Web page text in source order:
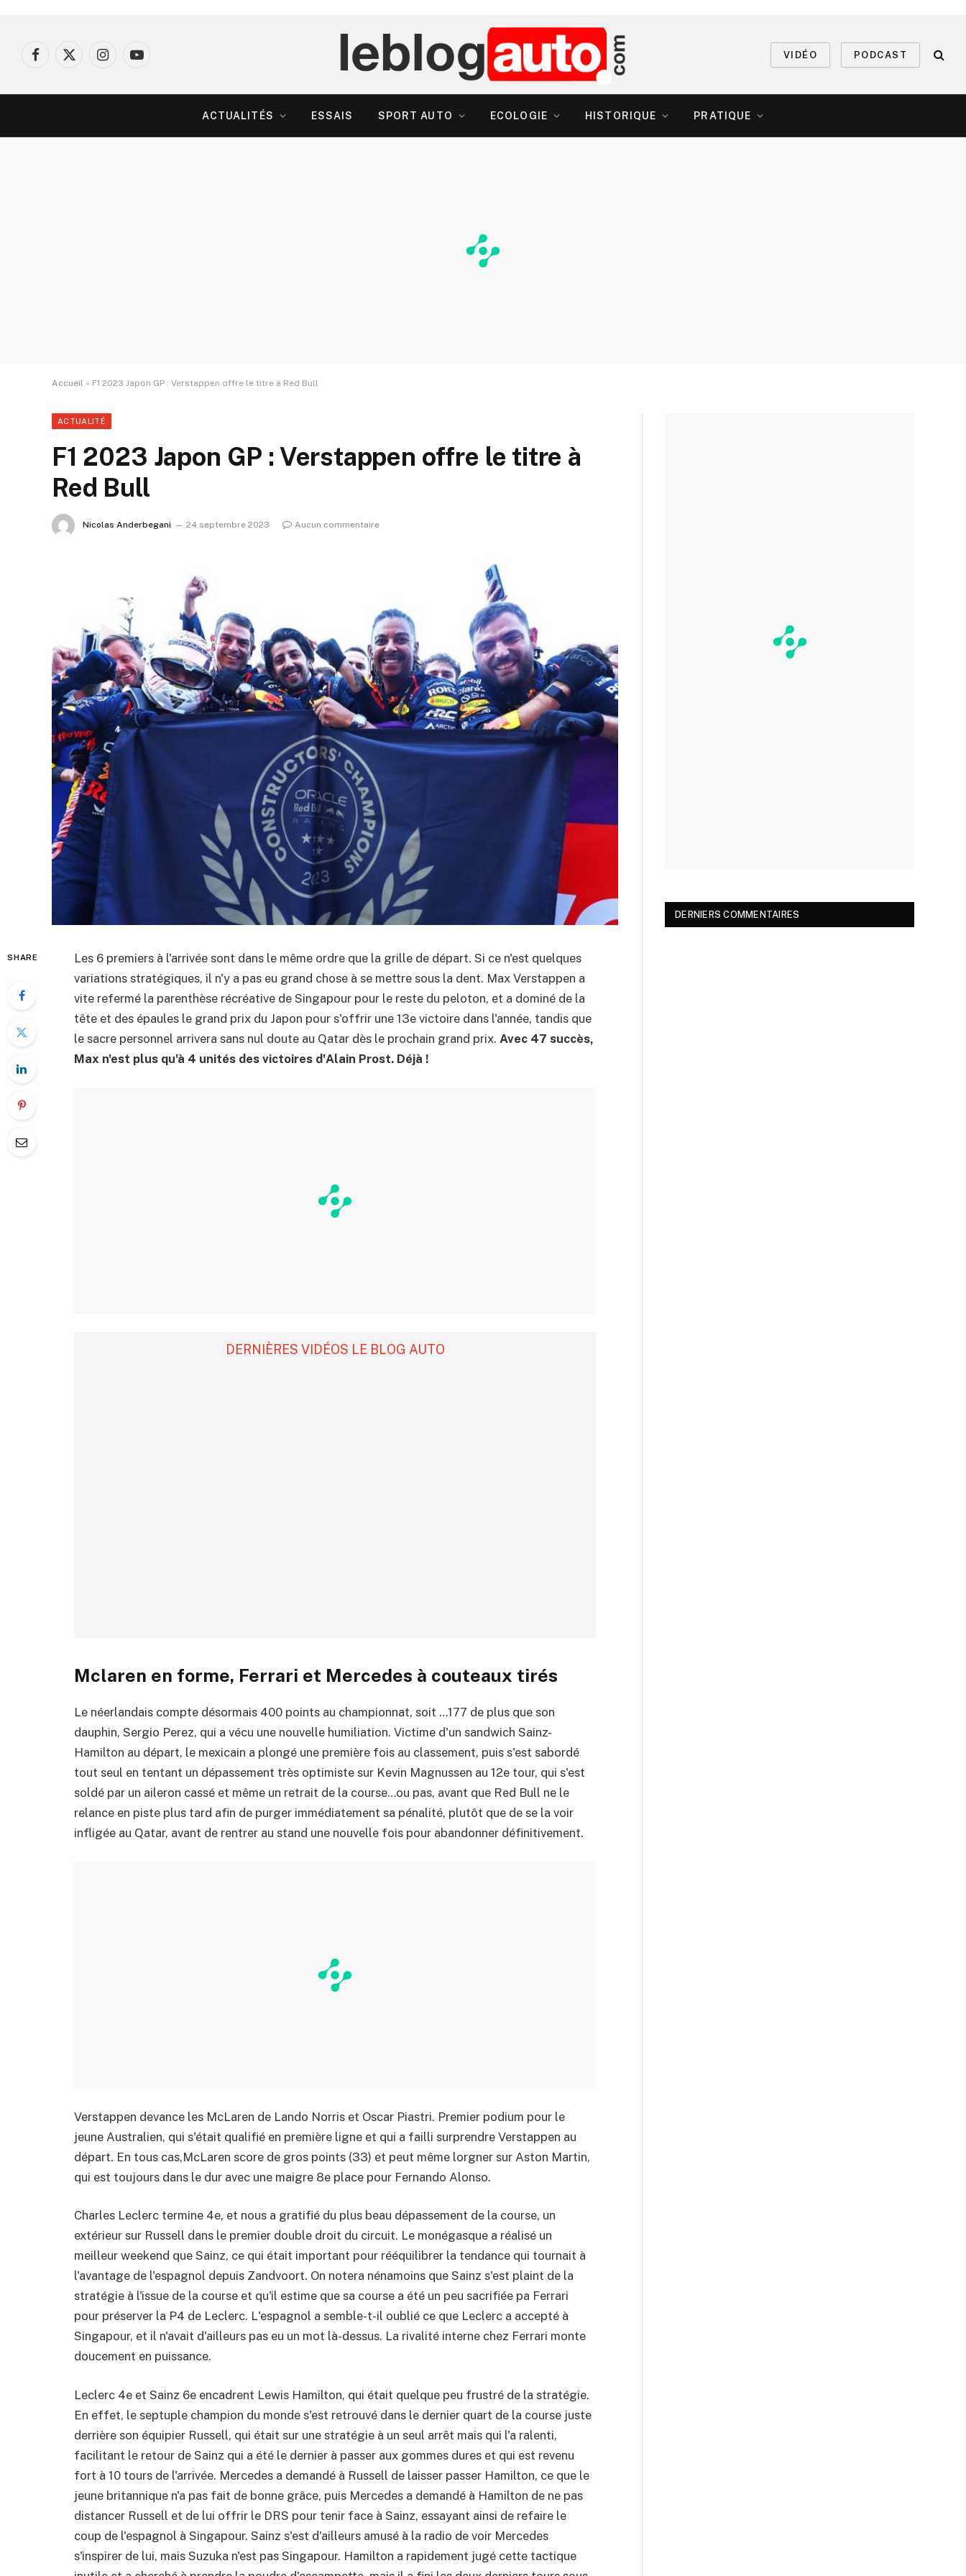
Facebook
X
InstagramYouTube
VIDÉO PODCAST
ACTUALITÉS ESSAIS SPORT AUTO ECOLOGIE HISTORIQUE PRATIQUE
Accueil » F1 2023 Japon GP : Verstappen offre le titre à Red Bull
ACTUALITÉ
F1 2023 Japon GP : Verstappen offre le titre à
Red Bull
Nicolas Anderbegani 24 septembre 2023 Aucun commentaire
SHARE
Les 6 premiers à l'arrivée sont dans le même ordre que la grille de départ. Si ce n'est quelques
variations stratégiques, il n'y a pas eu grand chose à se mettre sous la dent. Max Verstappen a
vite refermé la parenthèse récréative de Singapour pour le reste du peloton, et a dominé de la
tête et des épaules le grand prix du Japon pour s'offrir une 13e victoire dans l'année, tandis que
le sacre personnel arrivera sans nul doute au Qatar dès le prochain grand prix. Avec 47 succès,
Max n'est plus qu'à 4 unités des victoires d'Alain Prost. Déjà !
DERNIÈRES VIDÉOS LE BLOG AUTO
Mclaren en forme, Ferrari et Mercedes à couteaux tirés
Le néerlandais compte désormais 400 points au championnat, soit …177 de plus que son
dauphin, Sergio Perez, qui a vécu une nouvelle humiliation. Victime d'un sandwich Sainz-
Hamilton au départ, le mexicain a plongé une première fois au classement, puis s'est sabordé
tout seul en tentant un dépassement très optimiste sur Kevin Magnussen au 12e tour, qui s'est
soldé par un aileron cassé et même un retrait de la course…ou pas, avant que Red Bull ne le
relance en piste plus tard afin de purger immédiatement sa pénalité, plutôt que de se la voir
infligée au Qatar, avant de rentrer au stand une nouvelle fois pour abandonner définitivement.
Verstappen devance les McLaren de Lando Norris et Oscar Piastri. Premier podium pour le
jeune Australien, qui s'était qualifié en première ligne et qui a failli surprendre Verstappen au
départ. En tous cas,McLaren score de gros points (33) et peut même lorgner sur Aston Martin,
qui est toujours dans le dur avec une maigre 8e place pour Fernando Alonso.
Charles Leclerc termine 4e, et nous a gratifié du plus beau dépassement de la course, un
extérieur sur Russell dans le premier double droit du circuit. Le monégasque a réalisé un
meilleur weekend que Sainz, ce qui était important pour rééquilibrer la tendance qui tournait à
l'avantage de l'espagnol depuis Zandvoort. On notera nénamoins que Sainz s'est plaint de la
stratégie à l'issue de la course et qu'il estime que sa course a été un peu sacrifiée pa Ferrari
pour préserver la P4 de Leclerc. L'espagnol a semble-t-il oublié ce que Leclerc a accepté à
Singapour, et il n'avait d'ailleurs pas eu un mot là-dessus. La rivalité interne chez Ferrari monte
doucement en puissance.
Leclerc 4e et Sainz 6e encadrent Lewis Hamilton, qui était quelque peu frustré de la stratégie.
En effet, le septuple champion du monde s'est retrouvé dans le dernier quart de la course juste
derrière son équipier Russell, qui était sur une stratégie à un seul arrêt mais qui l'a ralenti,
facilitant le retour de Sainz qui a été le dernier à passer aux gommes dures et qui est revenu
fort à 10 tours de l'arrivée. Mercedes a demandé à Russell de laisser passer Hamilton, ce que le
jeune britannique n'a pas fait de bonne grâce, puis Mercedes a demandé à Hamilton de ne pas
distancer Russell et de lui offrir le DRS pour tenir face à Sainz, essayant ainsi de refaire le
coup de l'espagnol à Singapour. Sainz s'est d'ailleurs amusé à la radio de voir Mercedes
s'inspirer de lui, mais Suzuka n'est pas Singapour. Hamilton a rapidement jugé cette tactique
DERNIERS COMMENTAIRES